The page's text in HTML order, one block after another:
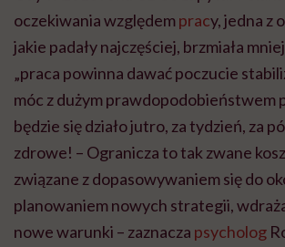
oczekiwania względempracy, jedna z
jakie padały najczęściej, brzmiała
„praca powinna dawać poczucie
móc z dużym prawdopodobieństwem
będzie się działo jutro, za tydzień, za
zdrowe! – Ogranicza to tak zwane
związane z dopasowywaniem się do
planowaniem nowych strategii,
nowe warunki – zaznacza psycholog